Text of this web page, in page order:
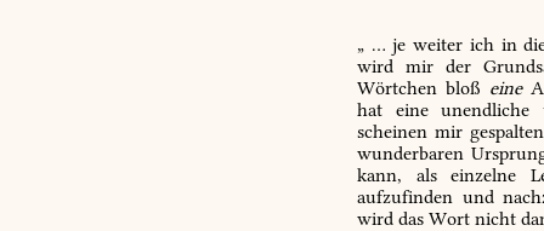
„ … je weiter ich in
wird mir der
Wörtchen bloß eine
hat eine unendliche
scheinen mir
wunderbaren
kann, als einzelne
aufzufinden und
wird das Wort nicht